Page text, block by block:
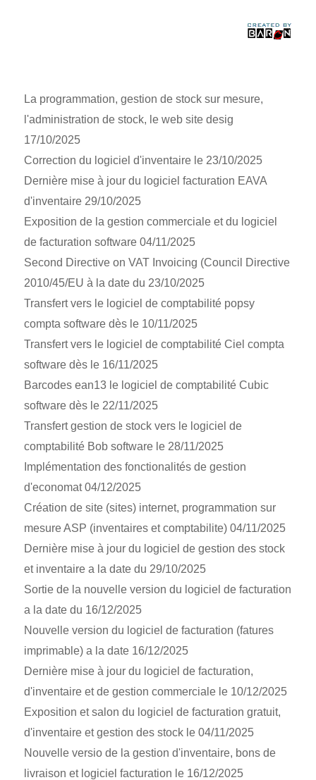
La programmation, gestion de stock sur mesure,
l'administration de stock, le web site desig
17/10/2025
Correction du logiciel d'inventaire le 23/10/2025
Dernière mise à jour du logiciel facturation EAVA
d'inventaire 29/10/2025
Exposition de la gestion commerciale et du logiciel
de facturation software 04/11/2025
Second Directive on VAT Invoicing (Council Directive
2010/45/EU à la date du 23/10/2025
Transfert vers le logiciel de comptabilité popsy
compta software dès le 10/11/2025
Transfert vers le logiciel de comptabilité Ciel compta
software dès le 16/11/2025
Barcodes ean13 le logiciel de comptabilité Cubic
software dès le 22/11/2025
Transfert gestion de stock vers le logiciel de
comptabilité Bob software le 28/11/2025
Implémentation des fonctionalités de gestion
d'economat 04/12/2025
Création de site (sites) internet, programmation sur
mesure ASP (inventaires et comptabilite) 04/11/2025
Dernière mise à jour du logiciel de gestion des stock
et inventaire a la date du 29/10/2025
Sortie de la nouvelle version du logiciel de facturation
a la date du 16/12/2025
Nouvelle version du logiciel de facturation (fatures
imprimable) a la date 16/12/2025
Dernière mise à jour du logiciel de facturation,
d'inventaire et de gestion commerciale le 10/12/2025
Exposition et salon du logiciel de facturation gratuit,
d'inventaire et gestion des stock le 04/11/2025
Nouvelle versio de la gestion d'inventaire, bons de
livraison et logiciel facturation le 16/12/2025